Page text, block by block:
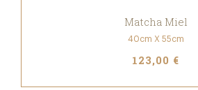
Matcha Miel
40cm X 55cm
123,00 €